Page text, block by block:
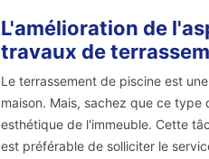
L'amélioration de
travaux de
Le terrassement de piscine est
maison. Mais, sachez que ce
esthétique de l'immeuble. Cette
est préférable de solliciter le